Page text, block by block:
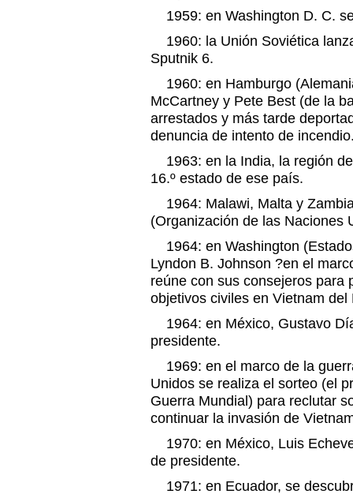
1959: en Washington D. C.
1960: la Unión Soviética
Sputnik 6.
1960: en Hamburgo
McCartney y Pete Best (de la
arrestados y más tarde
denuncia de intento de
1963: en la India, la región
16.º estado de ese país.
1964: Malawi, Malta y
(Organización de las Naciones
1964: en Washington
Lyndon B. Johnson ?en el
reúne con sus consejeros para
objetivos civiles en Vietnam del
1964: en México, Gustavo
presidente.
1969: en el marco de la
Unidos se realiza el sorteo (el
Guerra Mundial) para reclutar
continuar la invasión de
1970: en México, Luis
de presidente.
1971: en Ecuador, se